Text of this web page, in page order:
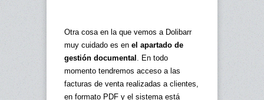
Otra cosa en la que vemos a Dolibarr
muy cuidado es en el apartado de
gestión documental . En todo
momento tendremos acceso a las
facturas de venta realizadas a clientes,
en formato PDF y el sistema está